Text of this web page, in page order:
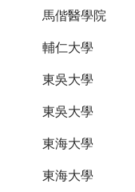
馬偕醫學院
輔仁大學
東吳大學
東吳大學
東海大學
東海大學